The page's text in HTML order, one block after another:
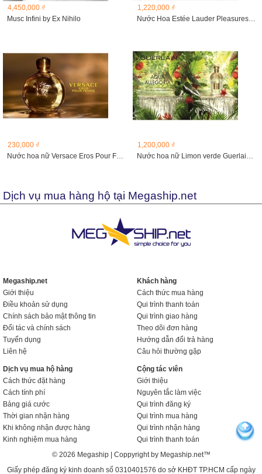
4,450,000 ₫
Musc Infini by Ex Nihilo
1,220,000 ₫
Nước Hoa Estée Lauder Pleasures Intense EDP 100ml
230,000 ₫
Nước hoa nữ Versace Eros Pour Femme
1,200,000 ₫
Nước hoa nữ Limon verde Guerlain 125ml
Dịch vụ mua hàng hộ tại Megaship.net
Megaship.net
Giới thiệu
Điều khoản sử dụng
Chính sách bảo mật thông tin
Đối tác và chính sách
Tuyển dụng
Liên hệ
Khách hàng
Cách thức mua hàng
Qui trình thanh toán
Qui trình giao hàng
Theo dõi đơn hàng
Hướng dẫn đổi trả hàng
Câu hỏi thường gặp
Dịch vụ mua hộ hàng
Cách thức đặt hàng
Cách tính phí
Bảng giá cước
Thời gian nhận hàng
Khi không nhận được hàng
Kinh nghiệm mua hàng
Cộng tác viên
Giới thiệu
Nguyên tắc làm việc
Qui trình đăng ký
Qui trình mua hàng
Qui trình nhận hàng
Qui trình thanh toán
© 2026 Megaship | Coppyright by Megaship.net™
Giấy phép đăng ký kinh doanh số 0310401576 do sở KHĐT TP.HCM cấp ngày